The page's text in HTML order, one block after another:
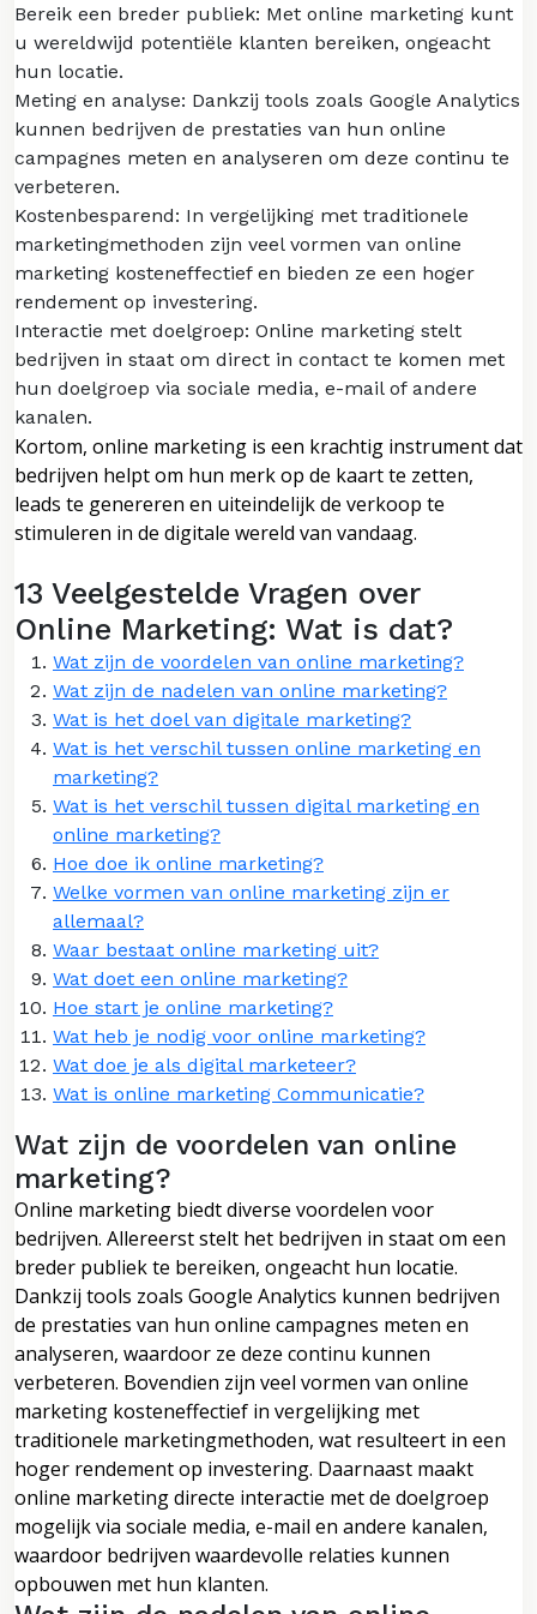
Bereik een breder publiek: Met online marketing kunt
u wereldwijd potentiële klanten bereiken, ongeacht
hun locatie.
Meting en analyse: Dankzij tools zoals Google Analytics
kunnen bedrijven de prestaties van hun online
campagnes meten en analyseren om deze continu te
verbeteren.
Kostenbesparend: In vergelijking met traditionele
marketingmethoden zijn veel vormen van online
marketing kosteneffectief en bieden ze een hoger
rendement op investering.
Interactie met doelgroep: Online marketing stelt
bedrijven in staat om direct in contact te komen met
hun doelgroep via sociale media, e-mail of andere
kanalen.
Kortom, online marketing is een krachtig instrument dat
bedrijven helpt om hun merk op de kaart te zetten,
leads te genereren en uiteindelijk de verkoop te
stimuleren in de digitale wereld van vandaag.
13 Veelgestelde Vragen over
Online Marketing: Wat is dat?
Wat zijn de voordelen van online marketing?
Wat zijn de nadelen van online marketing?
Wat is het doel van digitale marketing?
Wat is het verschil tussen online marketing en
marketing?
Wat is het verschil tussen digital marketing en
online marketing?
Hoe doe ik online marketing?
Welke vormen van online marketing zijn er
allemaal?
Waar bestaat online marketing uit?
Wat doet een online marketing?
Hoe start je online marketing?
Wat heb je nodig voor online marketing?
Wat doe je als digital marketeer?
Wat is online marketing Communicatie?
Wat zijn de voordelen van online
marketing?
Online marketing biedt diverse voordelen voor
bedrijven. Allereerst stelt het bedrijven in staat om een
breder publiek te bereiken, ongeacht hun locatie.
Dankzij tools zoals Google Analytics kunnen bedrijven
de prestaties van hun online campagnes meten en
analyseren, waardoor ze deze continu kunnen
verbeteren. Bovendien zijn veel vormen van online
marketing kosteneffectief in vergelijking met
traditionele marketingmethoden, wat resulteert in een
hoger rendement op investering. Daarnaast maakt
online marketing directe interactie met de doelgroep
mogelijk via sociale media, e-mail en andere kanalen,
waardoor bedrijven waardevolle relaties kunnen
opbouwen met hun klanten.